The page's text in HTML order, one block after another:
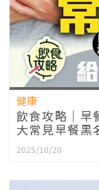
健康
飲食攻略｜早
大常見早餐黑
2025/10/20